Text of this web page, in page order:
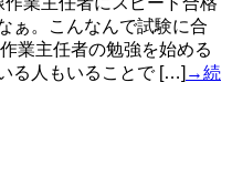
ぁ。こんなんで試験に合
業主任者の勉強を始める
る人もいることで […] →続